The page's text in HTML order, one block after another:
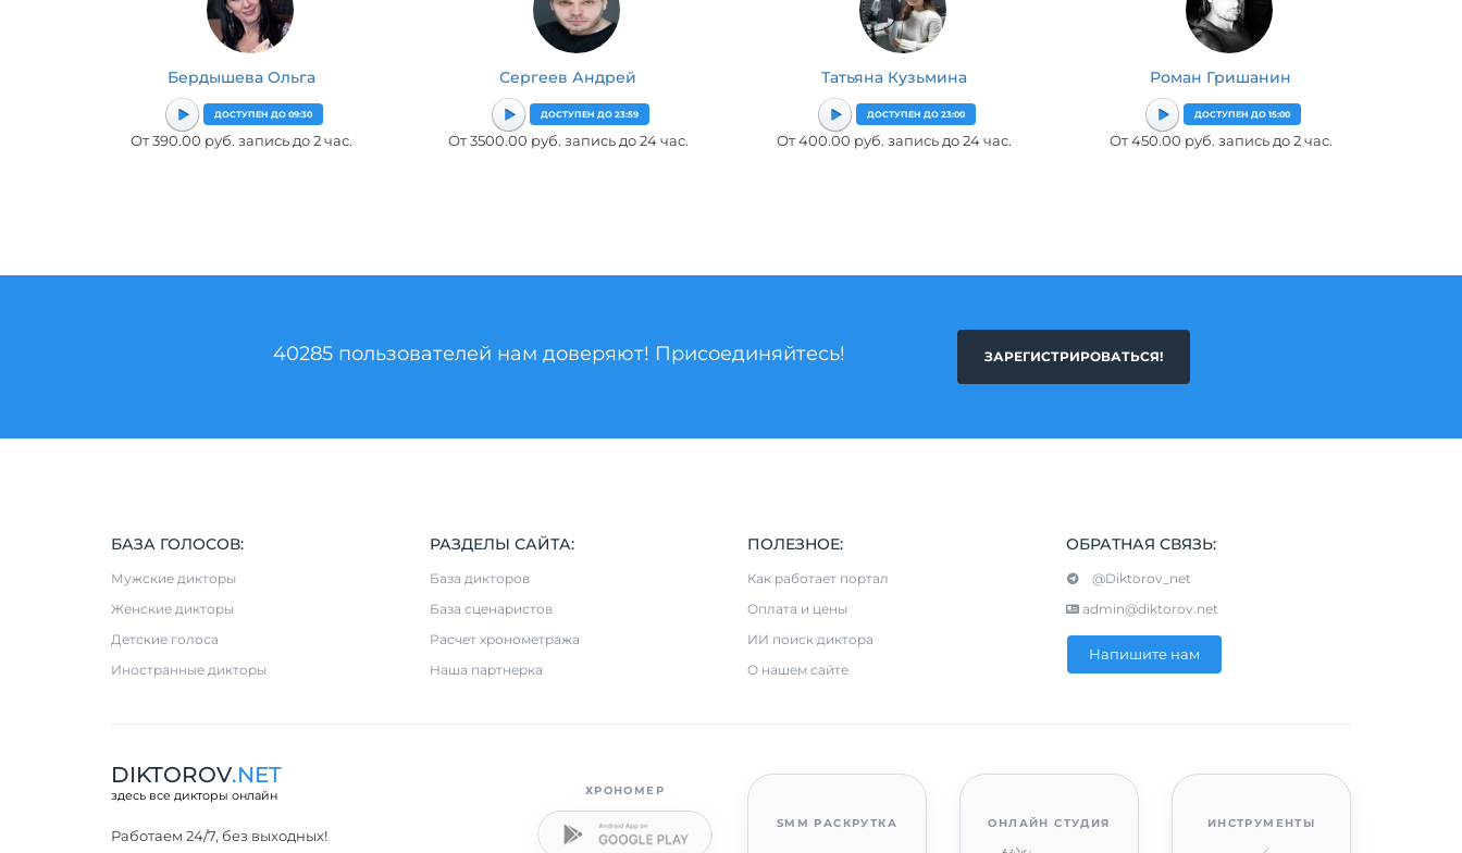
Бердышева Ольга
ДОСТУПЕН ДО 09:30
От 390.00 руб. запись до 2 час.
Сергеев Андрей
ДОСТУПЕН ДО 23:59
От 3500.00 руб. запись до 24 час.
Татьяна Кузьмина
ДОСТУПЕН ДО 23:00
От 400.00 руб. запись до 24 час.
Роман Гришанин
ДОСТУПЕН ДО 15:00
От 450.00 руб. запись до 2 час.
40285 пользователей нам доверяют! Присоединяйтесь! ЗАРЕГИСТРИРОВАТЬСЯ!
БАЗА ГОЛОСОВ:
Мужские дикторы
Женские дикторы
Детские голоса
Иностранные дикторы
РАЗДЕЛЫ САЙТА:
База дикторов
База сценаристов
Расчет хронометража
Наша партнерка
ПОЛЕЗНОЕ:
Как работает портал
Оплата и цены
ИИ поиск диктора
О нашем сайте
ОБРАТНАЯ СВЯЗЬ:
@Diktorov_net
admin@diktorov.net
Напишите нам
DIKTOROV.NET
здесь все дикторы онлайн
Работаем 24/7, без выходных!
ХРОНОМЕР
SMM РАСКРУТКА ОНЛАЙН СТУДИЯ ИНСТРУМЕНТЫ